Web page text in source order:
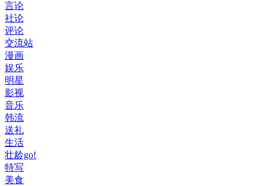
言论
社论
评论
交流站
漫画
娱乐
明星
影视
音乐
韩流
送礼
生活
壮龄go!
特写
美食